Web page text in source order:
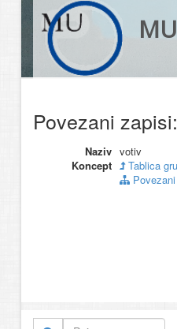
Povezani zapisi:
Naziv votiv
Koncept
Tablica